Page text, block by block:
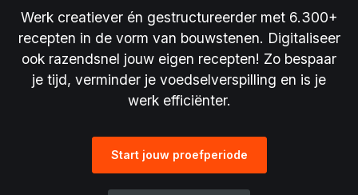
e
n
u
Werk creatiever én gestructureerder met 6.300+
recepten in de vorm van bouwstenen. Digitaliseer
ook razendsnel jouw eigen recepten! Zo bespaar
je tijd, verminder je voedselverspilling en is je
werk efficiënter.
Start jouw proefperiode